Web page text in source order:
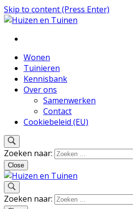
Skip to content (Press Enter)
Huizen en Tuinen
Inspiratie voor wonen en tuinieren
Wonen
Tuinieren
Kennisbank
Over ons
Samenwerken
Contact
Cookiebeleid (EU)
Zoeken naar:
Close
Huizen en Tuinen
Inspiratie voor wonen en tuinieren
Zoeken naar: